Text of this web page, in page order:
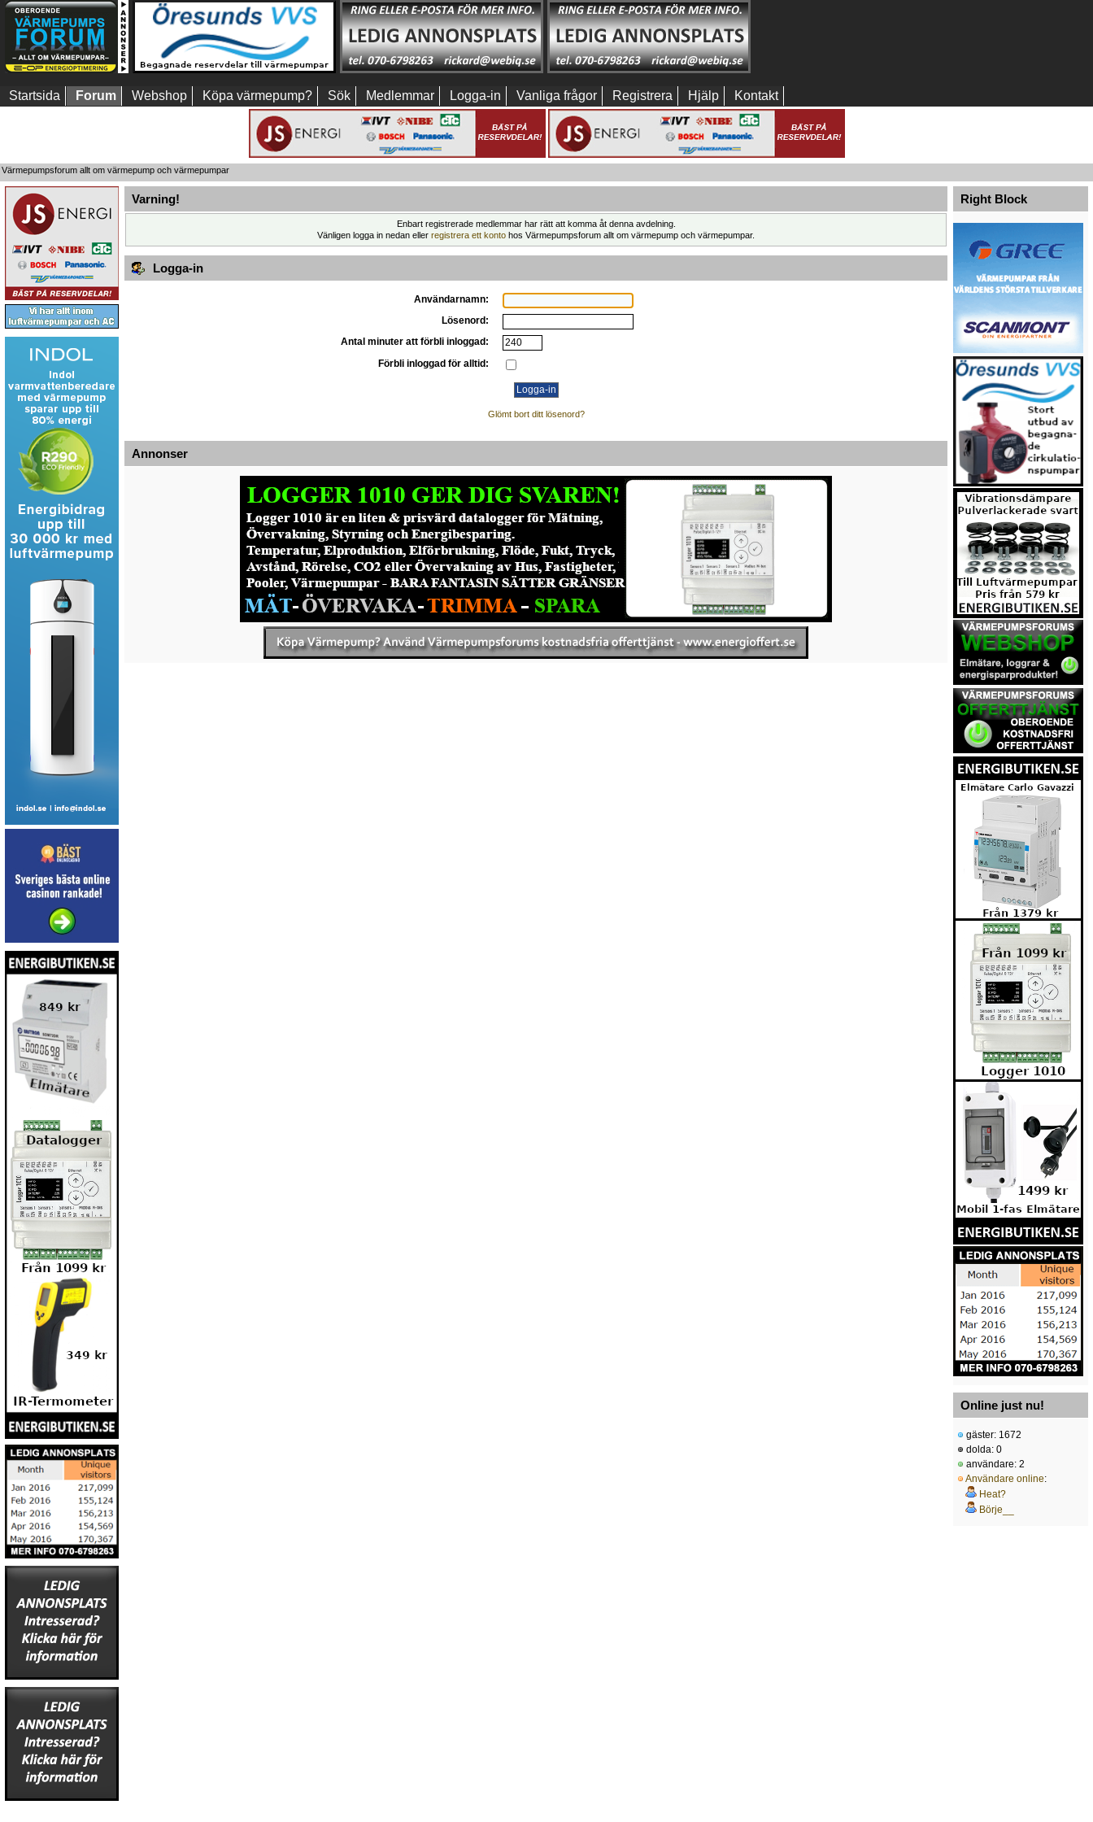
Startsida Forum Webshop Köpa värmepump? Sök Medlemmar Logga-in Vanliga frågor Registrera Hjälp Kontakt
Värmepumpsforum allt om värmepump och värmepumpar
Varning!
Enbart registrerade medlemmar har rätt att komma åt denna avdelning.
Vänligen logga in nedan eller registrera ett konto hos Värmepumpsforum allt om värmepump och värmepumpar.
Logga-in
Användarnamn:
Lösenord:
Antal minuter att förbli inloggad:
Förbli inloggad för alltid:
Glömt bort ditt lösenord?
Annonser
Right Block
Online just nu!
gäster: 1672
dolda: 0
användare: 2
Användare online:
Heat?
Börje__